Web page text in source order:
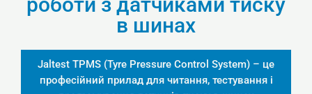
в шинах
Jaltest TPMS (Tyre Pressure Control System) – це
професійний прилад для читання, тестування і